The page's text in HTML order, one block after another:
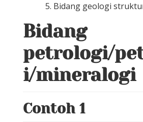
Bidang geologi
Bidang
petrologi/
i/mineralogi
Contoh 1